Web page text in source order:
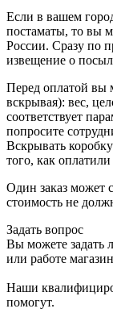
Если в вашем
постаматы, то вы
России. Сразу по
извещение о
Перед оплатой вы
вскрывая): вес,
соответствует
попросите
Вскрывать
того, как оплатили
Один заказ может
стоимость не
Задать вопрос
Вы можете задать
или работе
Наши
помогут.